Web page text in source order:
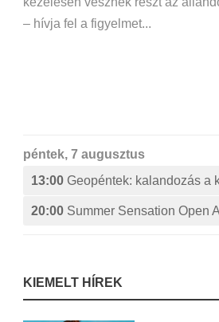
– hívja fel a figyelmet...
péntek, 7 augusztus
13:00 Geopéntek: kalandozás a
20:00 Summer Sensation Open
KIEMELT HÍREK